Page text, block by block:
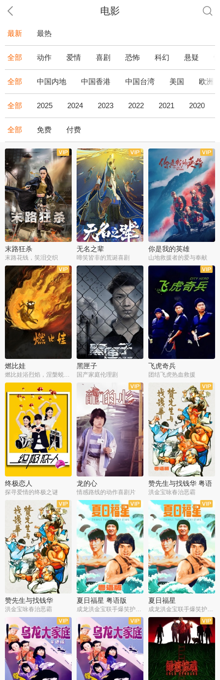
电影
最新 最热
全部 动作 爱情 喜剧 恐怖 科幻 悬疑
全部 中国内地 中国香港 中国台湾 美国 欧洲
全部 2025 2024 2023 2022 2021 2020
全部 免费 付费
末路狂杀
末路花钱，笑泪交织
无名之辈
啼笑皆非的荒诞喜剧
你是我的英雄
山地救援者的爱与奉献
燃比娃
燃比娃浴烈焰，涅槃蜕变成人
黑匣子
国产家庭伦理剧
飞虎奇兵
团结飞虎热血救援
终极恋人
探寻爱情的终极之谜
龙的心
情感路线的动作喜剧片
赞先生与找钱华 粤语
版
洪金宝咏春治恶霸
赞先生与找钱华
洪金宝咏春治恶霸
夏日福星 粤语版
成龙洪金宝联手爆笑护美女
夏日福星
成龙洪金宝联手爆笑护美女